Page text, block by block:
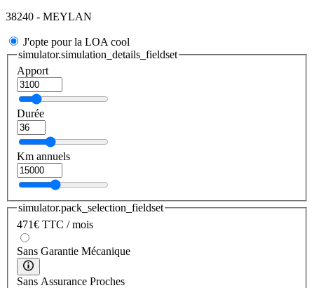
38240 - MEYLAN
J'opte pour la LOA cool
simulator.simulation_details_fieldset
Apport
Durée
Km annuels
simulator.pack_selection_fieldset
471€ TTC / mois
Sans Garantie Mécanique
Sans Assurance Proches